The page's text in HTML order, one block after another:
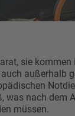
sie kommen
außerhalb
was nach dem
müssen.